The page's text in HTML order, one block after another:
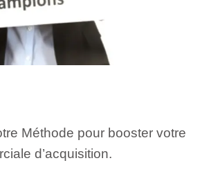
Méthode pour booster votre
d’acquisition.